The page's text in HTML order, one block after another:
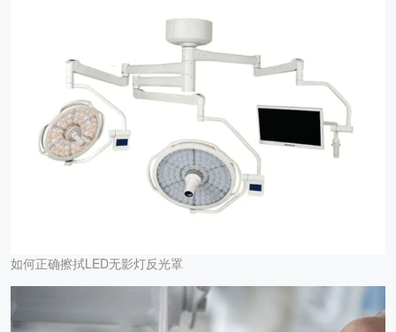
如何正确擦拭LED无影灯反光罩